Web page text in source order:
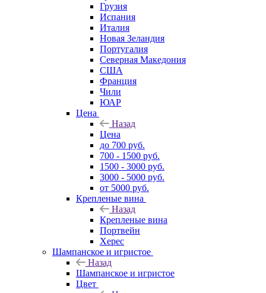
Грузия
Испания
Италия
Новая Зеландия
Португалия
Северная Македония
США
Франция
Чили
ЮАР
Цена
Назад
Цена
до 700 руб.
700 - 1500 руб.
1500 - 3000 руб.
3000 - 5000 руб.
от 5000 руб.
Крепленые вина
Назад
Крепленые вина
Портвейн
Херес
Шампанское и игристое
Назад
Шампанское и игристое
Цвет